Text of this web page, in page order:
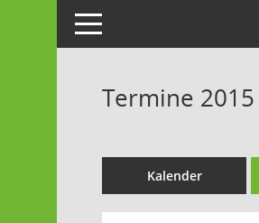
Toggle navigation
Termine 2015
Kalender